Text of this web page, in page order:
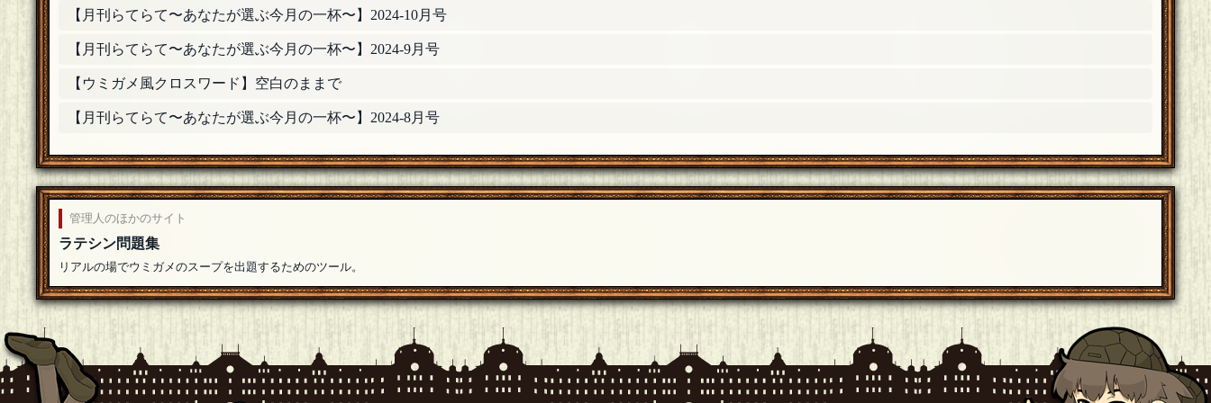
【月刊らてらて〜あなたが選ぶ今月の一杯〜】2024-10月号
【月刊らてらて〜あなたが選ぶ今月の一杯〜】2024-9月号
【ウミガメ風クロスワード】空白のままで
【月刊らてらて〜あなたが選ぶ今月の一杯〜】2024-8月号
管理人のほかのサイト
ラテシン問題集
リアルの場でウミガメのスープを出題するためのツール。